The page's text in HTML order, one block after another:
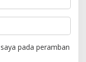
pada peramban